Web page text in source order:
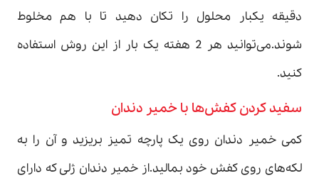
دقیقه یکبار محلول را تکان دهید تا با هم مخلوط
شوند.می‌توانید هر 2 هفته یک بار از این روش استفاده
کنید.
سفید کردن کفش‌ها با خمیر دندان
کمی خمیر دندان روی یک پارچه تمیز بریزید و آن را به
لکه‌های روی کفش خود بمالید.از خمیر دندان ژلی که دارای